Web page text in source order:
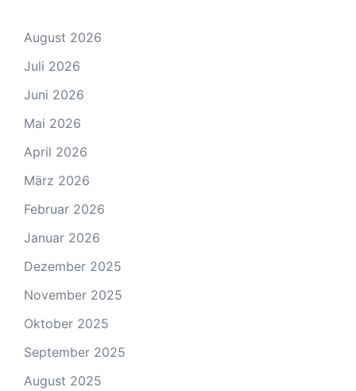
August 2026
Juli 2026
Juni 2026
Mai 2026
April 2026
März 2026
Februar 2026
Januar 2026
Dezember 2025
November 2025
Oktober 2025
September 2025
August 2025